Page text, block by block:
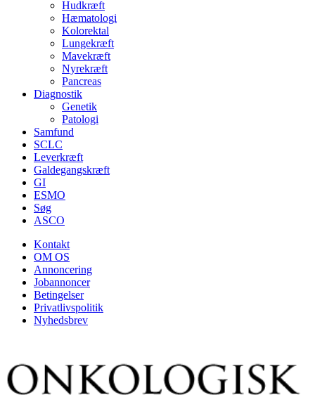
Hudkræft
Hæmatologi
Kolorektal
Lungekræft
Mavekræft
Nyrekræft
Pancreas
Diagnostik
Genetik
Patologi
Samfund
SCLC
Leverkræft
Galdegangskræft
GI
ESMO
Søg
ASCO
Kontakt
OM OS
Annoncering
Jobannoncer
Betingelser
Privatlivspolitik
Nyhedsbrev